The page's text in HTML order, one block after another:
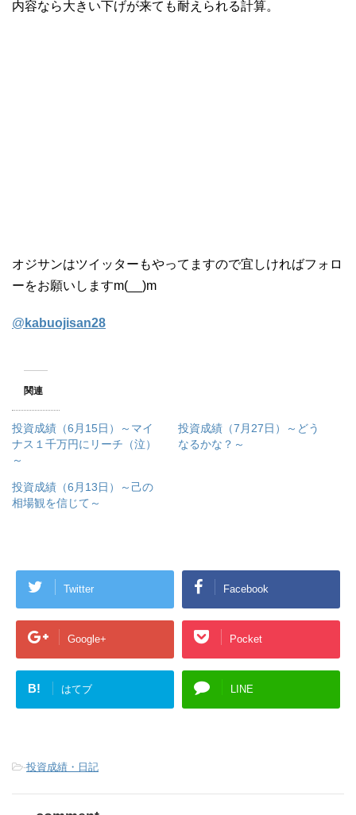
内容なら大きい下げが来ても耐えられる計算。
オジサンはツイッターもやってますので宜しければフォロ
ーをお願いしますm(__)m
@ kabuojisan28
関連
投資成績（6月15日）～マイ
ナス１千万円にリーチ（泣）
～
投資成績（7月27日）～どう
なるかな？～
投資成績（6月13日）～己の
相場観を信じて～
Twitter Facebook
Google+ Pocket
B! はてブ LINE
-投資成績・日記